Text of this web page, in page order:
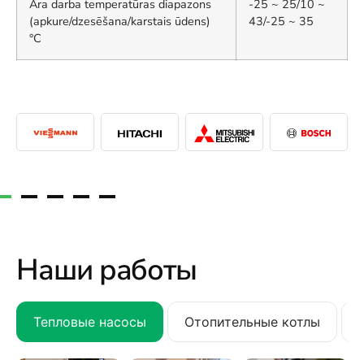
Āra darba temperatūras diapazons
(apkure/dzesēšana/karstais ūdens)
°C
-25 ~ 25/10 ~
43/-25 ~ 35
Наши работы
Тепловые насосы Отопительные котлы